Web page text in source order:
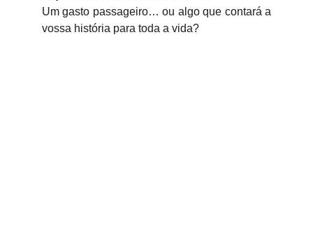
Um gasto passageiro… ou algo que contará a
vossa história para toda a vida?